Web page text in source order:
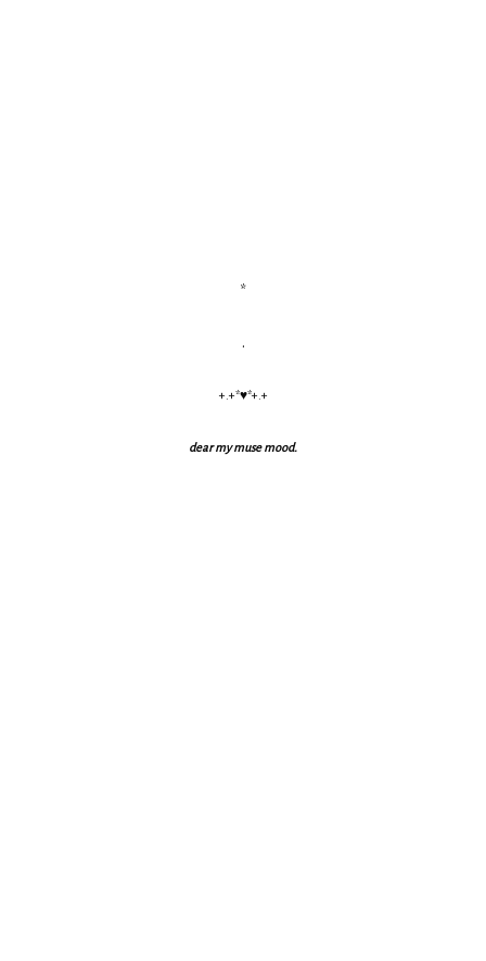
*
.
+.+*♥*+.+
dear my muse mood.